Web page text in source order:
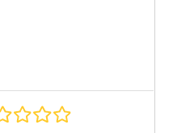
0.0 Étoiles à 0